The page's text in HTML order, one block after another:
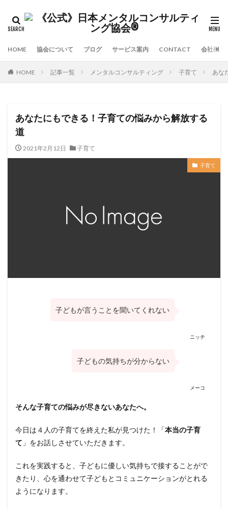
HOME 協会について ブログ サービス案内 CONTACT 会社概要
HOME 記事一覧 メンタルコンサルティング 子育て あな
あなたにもできる！子育ての悩みから解放する
道
2021年2月12日 子育て
子育て
ニッチ
子どもが言うことを聞いてくれない
メーコ
子どもの気持ちが分からない
そんな子育ての悩みが尽きないあなたへ。
今日は４人の子育てを終えた私が見つけた！「本当の子育
て 」をお話しさせていただきます。
これを実践すると、子どもに優しい気持ちで接することがで
きたり、心を通わせて子どもとコミュニケーションがとれる
ようになります。